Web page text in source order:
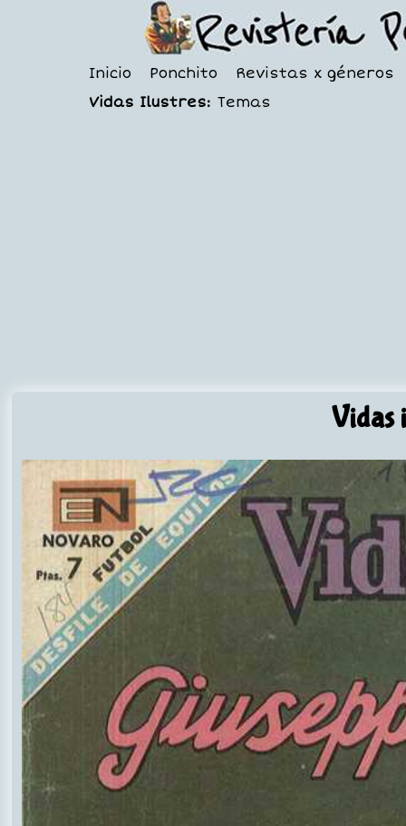
Inicio Ponchito
Revistas x géneros
Vidas Ilustres: Temas
Vidas